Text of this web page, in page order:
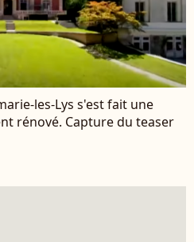
les-Lys s'est fait une
rénové. Capture du teaser